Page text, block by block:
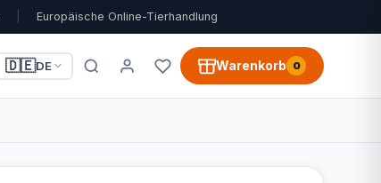
Europäische Online-Tierhandlung
🇩🇪DE Warenkorb 0